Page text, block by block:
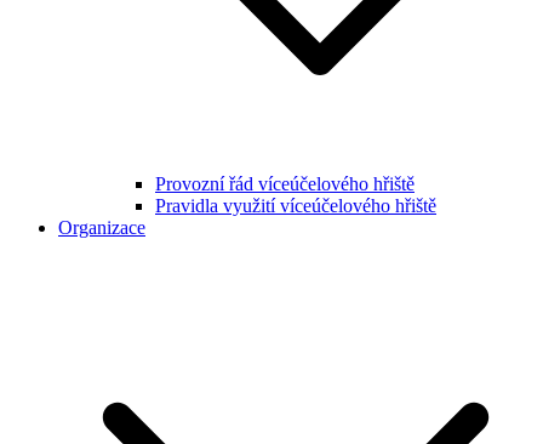
Provozní řád víceúčelového hřiště
Pravidla využití víceúčelového hřiště
Organizace